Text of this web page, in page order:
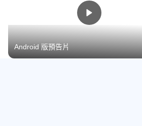
學生與阿拉伯語閱讀以及多種互動文
係。
故事包含哪些行為？
Android 版預告片